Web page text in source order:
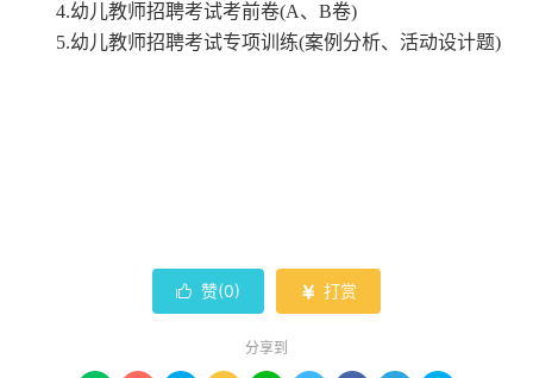
4.幼儿教师招聘考试考前卷(A、B卷)
5.幼儿教师招聘考试专项训练(案例分析、活动设计题)
 赞(0)  打赏
分享到